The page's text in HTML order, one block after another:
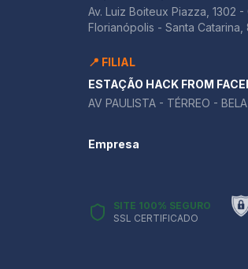
Av. Luiz Boiteux Piazza, 1302
Florianópolis - Santa
📍 FILIAL
ESTAÇÃO HACK FROM
AV PAULISTA - TÉRREO -
Empresa
SITE 100% SEGURO
SSL CERTIFICADO